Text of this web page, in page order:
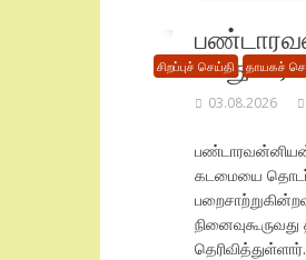
சிறப்புச் செய்தி தாயகச்
எமது
03.08.2026
பண்டாரவன்னியன்
கடமையை